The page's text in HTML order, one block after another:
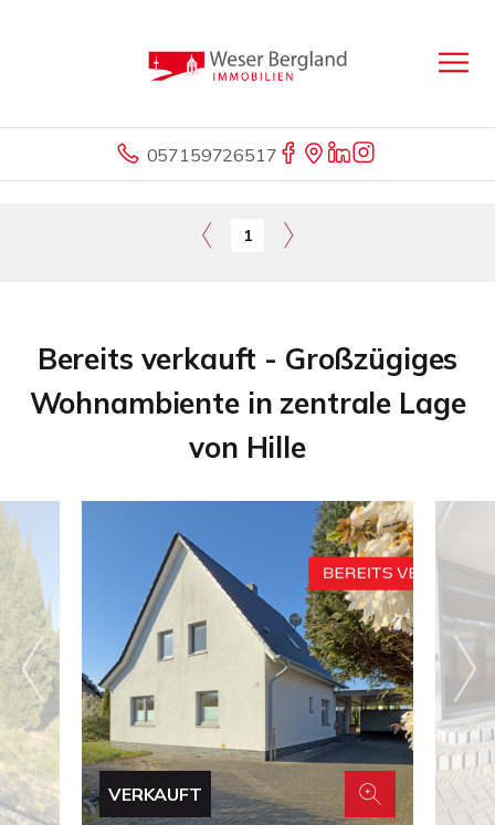
057159726517
1
Bereits verkauft - Großzügiges
Wohnambiente in zentrale Lage
von Hille
VERKAUFT